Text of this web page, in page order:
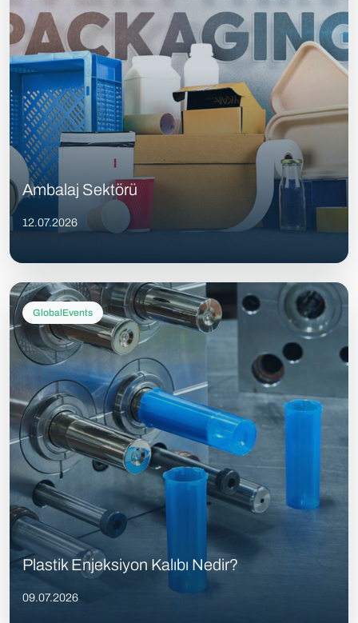
Ambalaj Sektörü
12.07.2026
GlobalEvents
Plastik Enjeksiyon Kalıbı Nedir?
09.07.2026